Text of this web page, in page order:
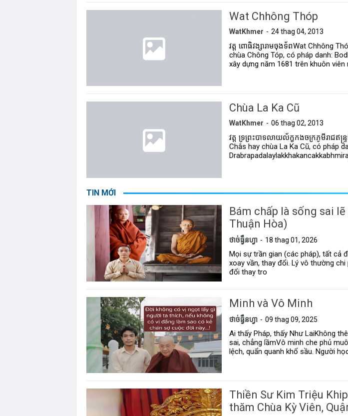
Wat Chhông Thóp
WatKhmer 24 thag 04, 2013
វត្ត ពោធិវង្សារាមចុងទ័ពWat Chhông
chùa Chông Tóp, có pháp danh:
xây dựng năm 1681 trên khuôn viên
Chùa La Ka Cũ
WatKhmer 06 thag 02, 2013
វត្ត ទ្រព្រះបាទលាយល័ក្ខកងចក្រភូមីរាជឥន្
Chắs hay chùa La Ka Cũ, có pháp
TIN MỚI
Bám chấp là sống sai
Thuận Hòa)
ថាច់ធ្វឹនហ្វា 18 thag 01, 2026
Mọi sự trần gian (các pháp), tất cả
xoay vần, thay đổi. Lý vô thường
đổi thay tro
Minh và Vô Minh
ថាច់ធ្វឹនហ្វា 09 thag 09, 2025
Ai thấy Pháp, thấy Như LaiKhông
sai, chẳng lầmVô minh che phủ
lệch, quẩn quanh khổ sầu. Người
Thiền Sư Kim Triệu
thăm Chùa Kỳ Viên,